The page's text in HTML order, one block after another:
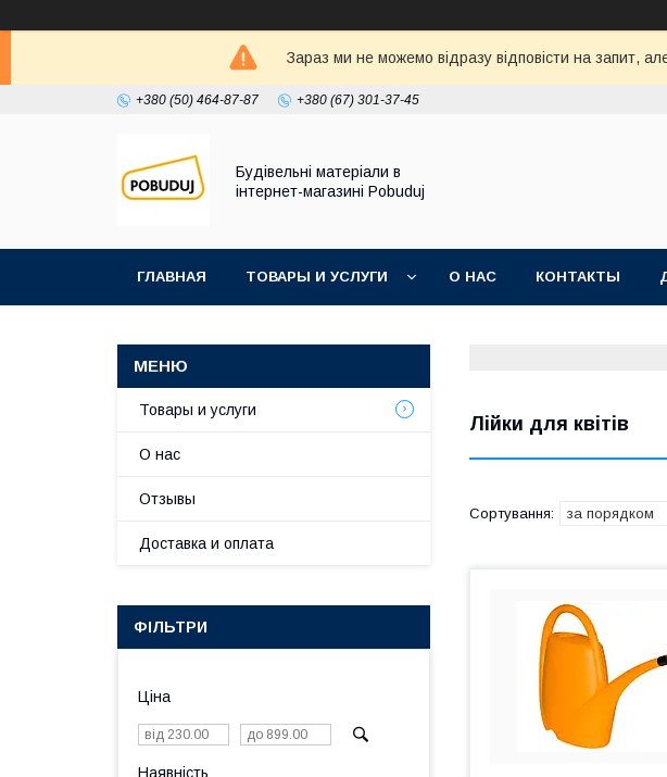
Зараз ми не можемо відразу відповісти на запит,
+380 (50) 464-87-87 +380 (67) 301-37-45
Будівельні матеріали в
інтернет-магазині Pobuduj
ГЛАВНАЯ ТОВАРЫ И УСЛУГИ О НАС КОНТАКТЫ
Лійки для квітів
Товары и услуги
О нас
Отзывы
Доставка и оплата
ФІЛЬТРИ
Ціна
Наявність